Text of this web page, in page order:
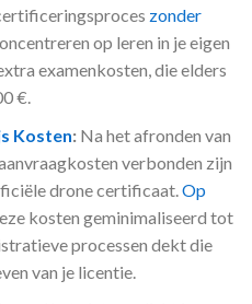
zonder
op leren in je eigen
examenkosten, die elders
€.
Kosten: Na het afronden van
verbonden zijn
drone certificaat.Op
kosten geminimaliseerd tot
processen dekt die
van je licentie.